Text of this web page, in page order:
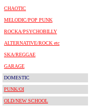
CHAOTIC
MELODIC/POP PUNK
ROCKA/PSYCHOBILLY
ALTERNATIVE/ROCK etc
SKA/REGGAE
GARAGE
DOMESTIC
PUNK/OI
OLD/NEW SCHOOL